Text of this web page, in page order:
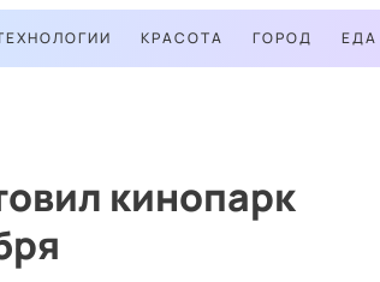
КРАСОТА ГОРОД ЕДА
кинопарк